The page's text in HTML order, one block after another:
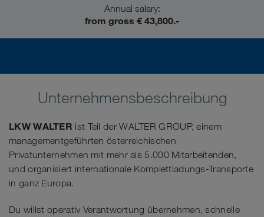
Annual salary:
from gross € 43,800.-
Unternehmensbeschreibung
LKW WALTER ist Teil der WALTER GROUP, einem
managementgeführten österreichischen
Privatunternehmen mit mehr als 5.000 Mitarbeitenden,
und organisiert internationale Komplettladungs-Transporte
in ganz Europa.
Du willst operativ Verantwortung übernehmen, schnelle